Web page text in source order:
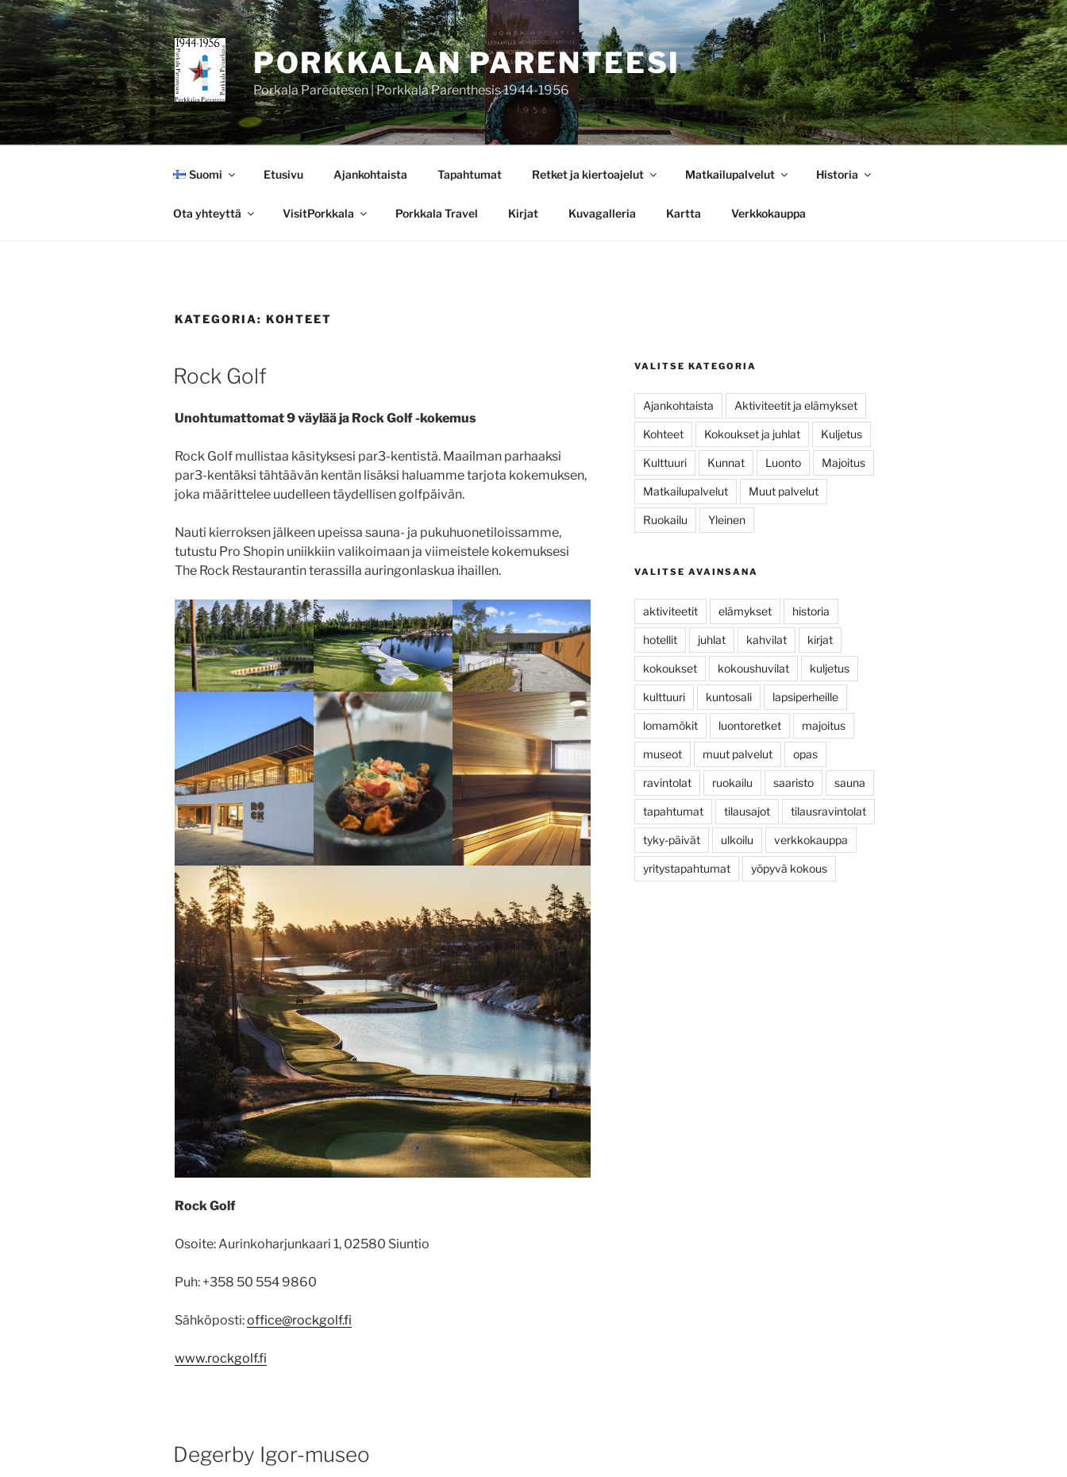
Siirry
sisältöön
PORKKALAN PARENTEESI
Porkala Parentesen | Porkkala Parenthesis 1944-1956
Suomi Etusivu Ajankohtaista Tapahtumat Retket ja kiertoajelut Matkailupalvelut Historia
Ota yhteyttä VisitPorkkala Porkkala Travel Kirjat Kuvagalleria Kartta Verkkokauppa
KATEGORIA: KOHTEET
JULKAISTU
Rock Golf
Unohtumattomat 9 väylää ja Rock Golf -kokemus
Rock Golf mullistaa käsityksesi par3-kentistä. Maailman parhaaksi
par3-kentäksi tähtäävän kentän lisäksi haluamme tarjota kokemuksen,
joka määrittelee uudelleen täydellisen golfpäivän.
Nauti kierroksen jälkeen upeissa sauna- ja pukuhuonetiloissamme,
tutustu Pro Shopin uniikkiin valikoimaan ja viimeistele kokemuksesi
The Rock Restaurantin terassilla auringonlaskua ihaillen.
Rock Golf
Osoite: Aurinkoharjunkaari 1, 02580 Siuntio
Puh: +358 50 554 9860
Sähköposti:office@rockgolf.fi
www.rockgolf.fi
JULKAISTU
Degerby Igor-museo
VALITSE KATEGORIA
Ajankohtaista Aktiviteetit ja elämykset
Kohteet Kokoukset ja juhlat Kuljetus
Kulttuuri Kunnat Luonto Majoitus
Matkailupalvelut Muut palvelut
Ruokailu Yleinen
VALITSE AVAINSANA
aktiviteetit elämykset historia
hotellit juhlat kahvilat kirjat
kokoukset kokoushuvilat kuljetus
kulttuuri kuntosali lapsiperheille
lomamökit luontoretket majoitus
museot muut palvelut opas
ravintolat ruokailu saaristo sauna
tapahtumat tilausajot tilausravintolat
tyky-päivät ulkoilu verkkokauppa
yritystapahtumat yöpyvä kokous